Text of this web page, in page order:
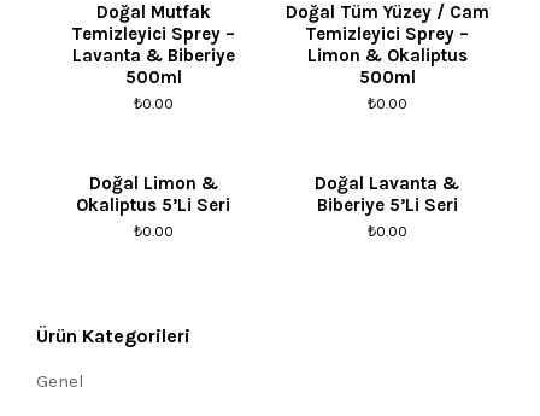
Doğal Mutfak
Temizleyici Sprey –
Lavanta & Biberiye
500ml
₺0.00
Doğal Tüm Yüzey / Cam
Temizleyici Sprey –
Limon & Okaliptus
500ml
₺0.00
Doğal Limon &
Okaliptus 5’li Seri
₺0.00
Doğal Lavanta &
Biberiye 5’li Seri
₺0.00
Ürün Kategorileri
Genel